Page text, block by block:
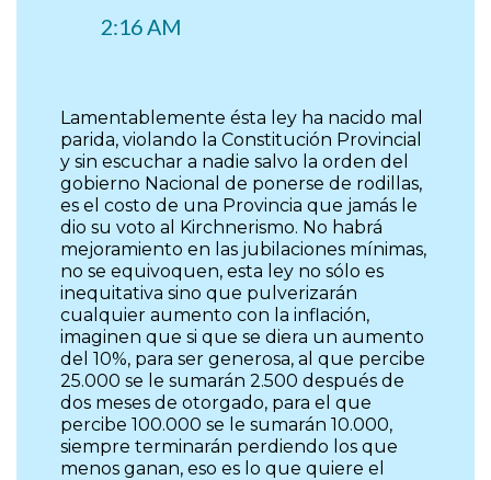
2:16 AM
Lamentablemente ésta ley ha nacido mal
parida, violando la Constitución Provincial
y sin escuchar a nadie salvo la orden del
gobierno Nacional de ponerse de rodillas,
es el costo de una Provincia que jamás le
dio su voto al Kirchnerismo. No habrá
mejoramiento en las jubilaciones mínimas,
no se equivoquen, esta ley no sólo es
inequitativa sino que pulverizarán
cualquier aumento con la inflación,
imaginen que si que se diera un aumento
del 10%, para ser generosa, al que percibe
25.000 se le sumarán 2.500 después de
dos meses de otorgado, para el que
percibe 100.000 se le sumarán 10.000,
siempre terminarán perdiendo los que
menos ganan, eso es lo que quiere el